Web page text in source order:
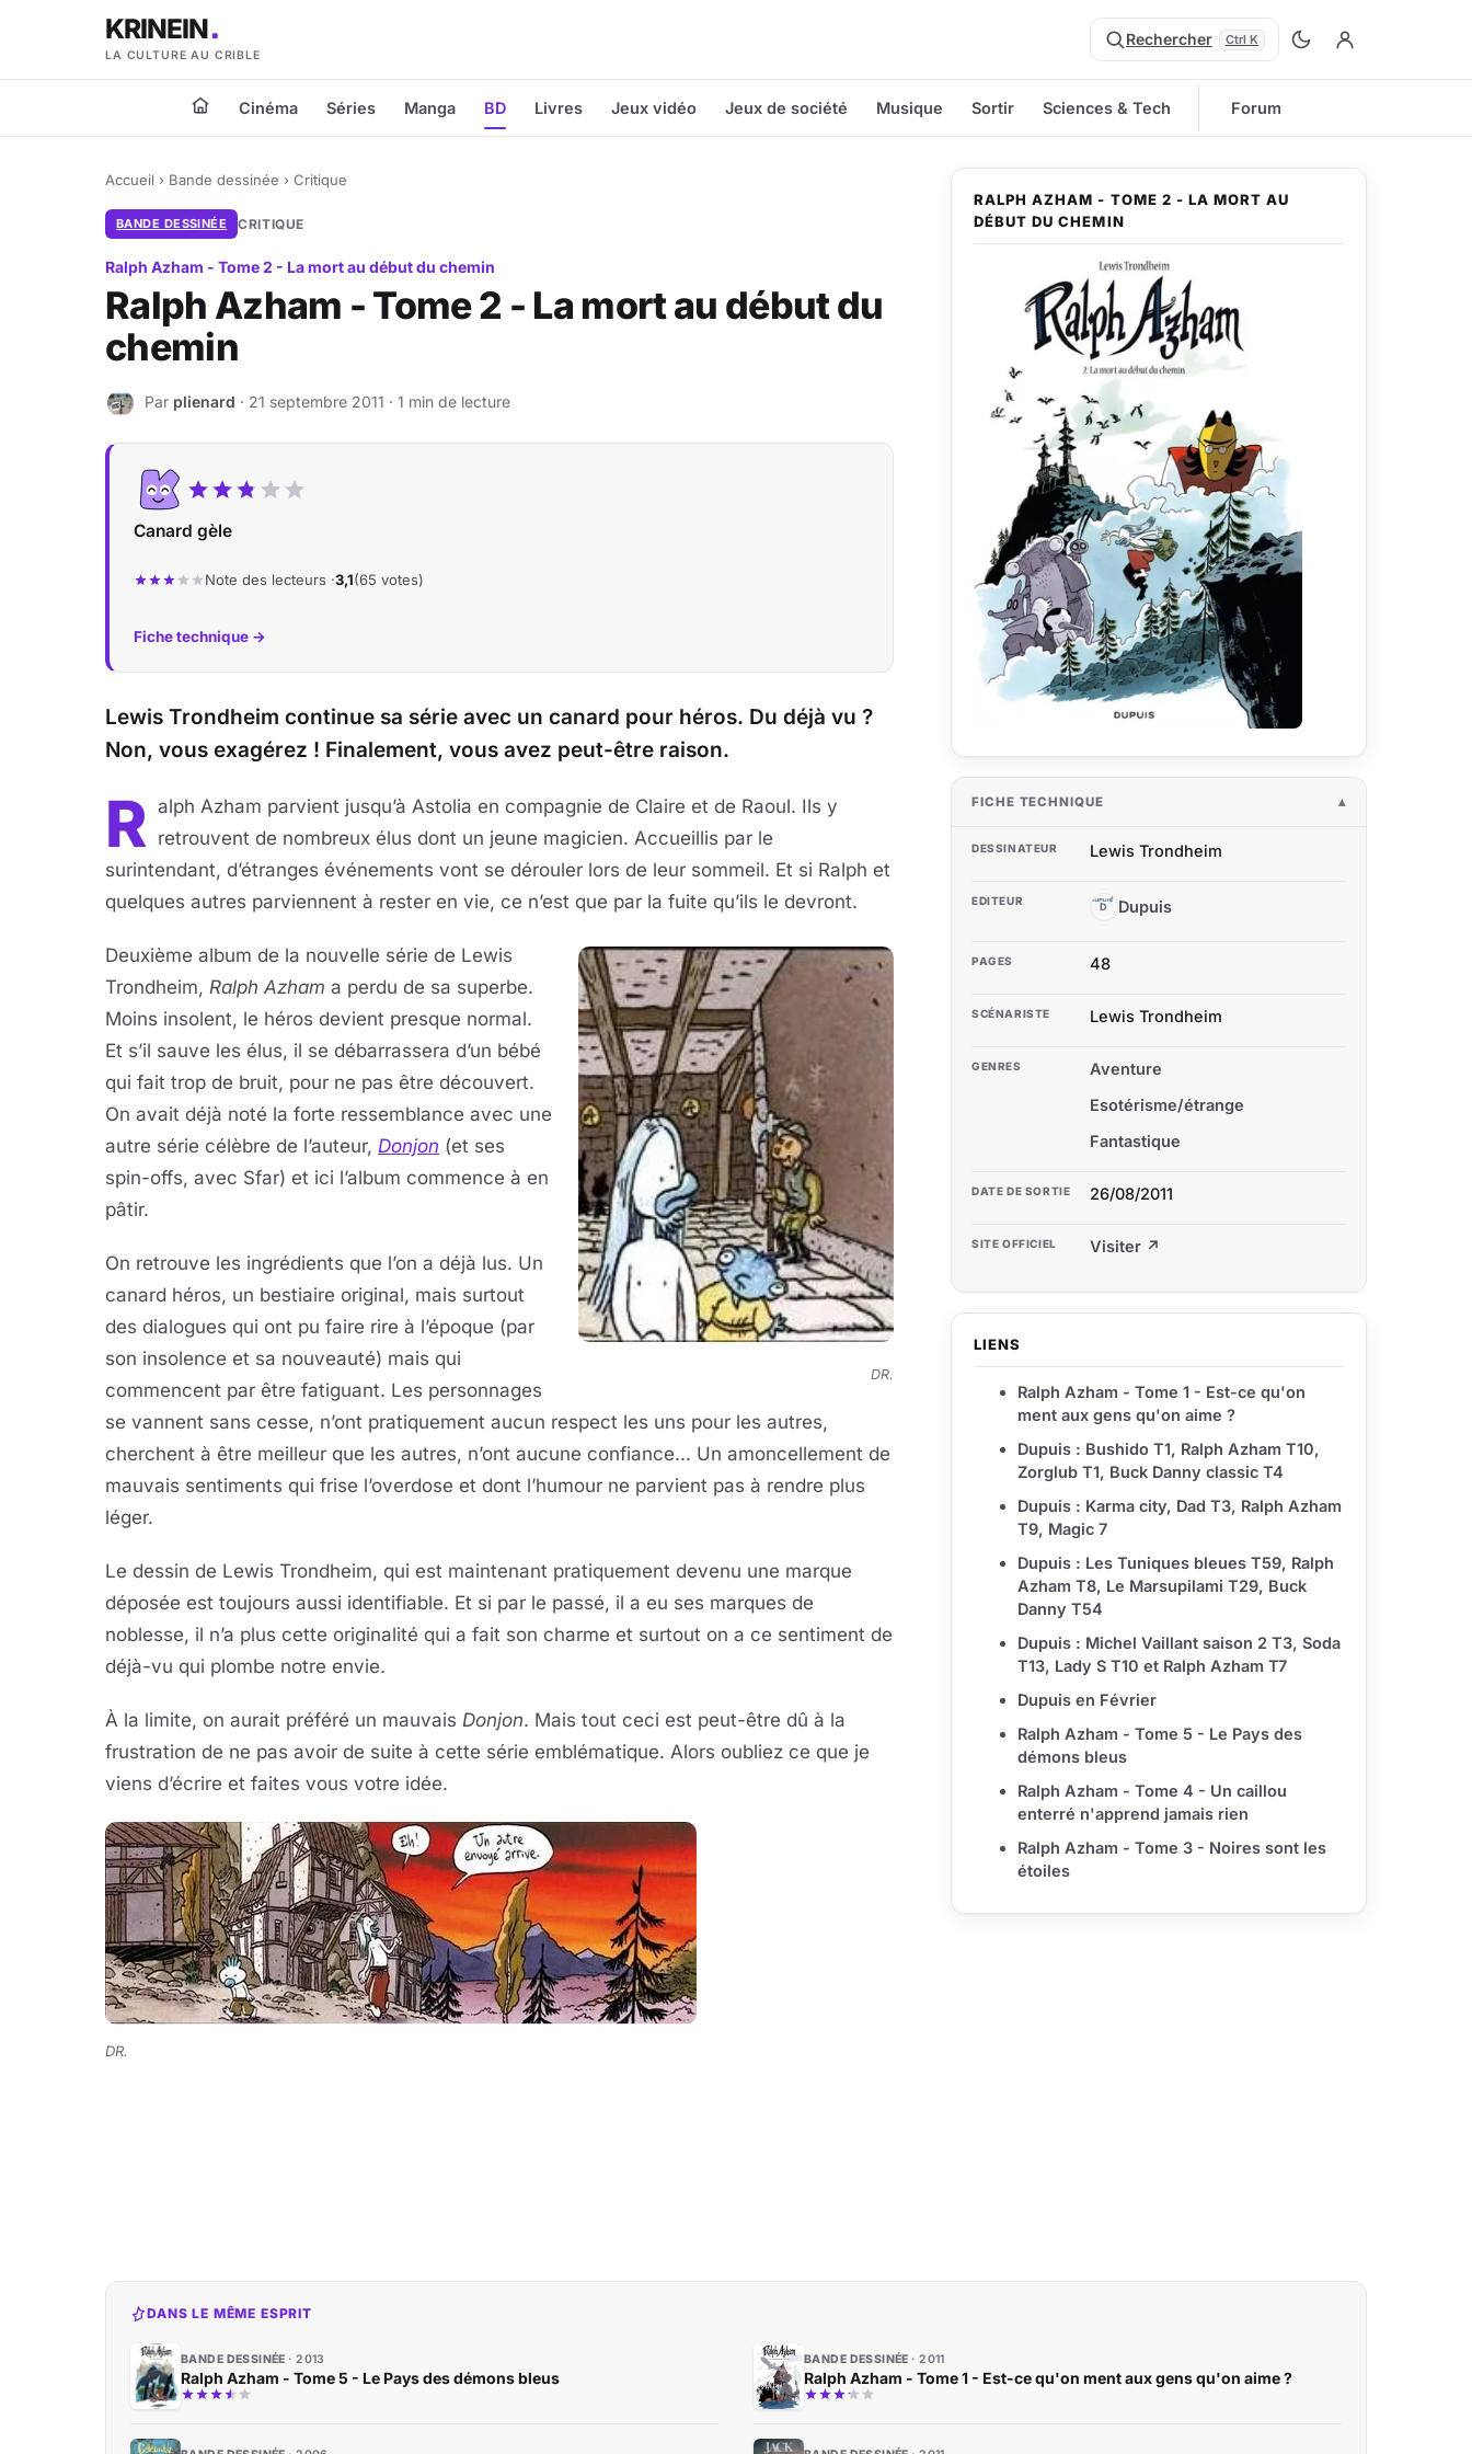
KRINEIN
LA CULTURE AU CRIBLE
Rechercher Ctrl K
Cinéma Séries Manga BD Livres Jeux vidéo Jeux de société Musique Sortir Sciences & Tech Forum
Accueil › Bande dessinée › Critique
BANDE DESSINÉE CRITIQUE
Ralph Azham - Tome 2 - La mort au début du chemin
Ralph Azham - Tome 2 - La mort au début du
chemin
P Par plienard · 21 septembre 2011 · 1 min de lecture
Canard gèle
Note des lecteurs ·3,1(65 votes)
Fiche technique →
Lewis Trondheim continue sa série avec un canard pour héros. Du déjà vu ?
Non, vous exagérez ! Finalement, vous avez peut-être raison.
R alph Azham parvient jusqu’à Astolia en compagnie de Claire et de Raoul. Ils y
retrouvent de nombreux élus dont un jeune magicien. Accueillis par le
surintendant, d’étranges événements vont se dérouler lors de leur sommeil. Et si Ralph et
quelques autres parviennent à rester en vie, ce n’est que par la fuite qu’ils le devront.
DR.
Deuxième album de la nouvelle série de Lewis
Trondheim, Ralph Azham a perdu de sa superbe.
Moins insolent, le héros devient presque normal.
Et s’il sauve les élus, il se débarrassera d’un bébé
qui fait trop de bruit, pour ne pas être découvert.
On avait déjà noté la forte ressemblance avec une
autre série célèbre de l’auteur, Donjon (et ses
spin-offs, avec Sfar) et ici l’album commence à en
pâtir.
On retrouve les ingrédients que l’on a déjà lus. Un
canard héros, un bestiaire original, mais surtout
des dialogues qui ont pu faire rire à l’époque (par
son insolence et sa nouveauté) mais qui
commencent par être fatiguant. Les personnages
se vannent sans cesse, n’ont pratiquement aucun respect les uns pour les autres,
cherchent à être meilleur que les autres, n’ont aucune confiance... Un amoncellement de
mauvais sentiments qui frise l’overdose et dont l’humour ne parvient pas à rendre plus
léger.
Le dessin de Lewis Trondheim, qui est maintenant pratiquement devenu une marque
déposée est toujours aussi identifiable. Et si par le passé, il a eu ses marques de
noblesse, il n’a plus cette originalité qui a fait son charme et surtout on a ce sentiment de
déjà-vu qui plombe notre envie.
À la limite, on aurait préféré un mauvais Donjon. Mais tout ceci est peut-être dû à la
frustration de ne pas avoir de suite à cette série emblématique. Alors oubliez ce que je
viens d’écrire et faites vous votre idée.
DR.
RALPH AZHAM - TOME 2 - LA MORT AU
DÉBUT DU CHEMIN
FICHE TECHNIQUE
DESSINATEUR Lewis Trondheim
EDITEUR D Dupuis
PAGES 48
SCÉNARISTE Lewis Trondheim
GENRES
Aventure
Esotérisme/étrange
Fantastique
DATE DE SORTIE 26/08/2011
SITE OFFICIEL Visiter ↗
LIENS
Ralph Azham - Tome 1 - Est-ce qu'on
ment aux gens qu'on aime ?
Dupuis : Bushido T1, Ralph Azham T10,
Zorglub T1, Buck Danny classic T4
Dupuis : Karma city, Dad T3, Ralph Azham
T9, Magic 7
Dupuis : Les Tuniques bleues T59, Ralph
Azham T8, Le Marsupilami T29, Buck
Danny T54
Dupuis : Michel Vaillant saison 2 T3, Soda
T13, Lady S T10 et Ralph Azham T7
Dupuis en Février
Ralph Azham - Tome 5 - Le Pays des
démons bleus
Ralph Azham - Tome 4 - Un caillou
enterré n'apprend jamais rien
Ralph Azham - Tome 3 - Noires sont les
étoiles
DANS LE MÊME ESPRIT
BANDE DESSINÉE 2013
Ralph Azham - Tome 5 - Le Pays des démons bleus
BANDE DESSINÉE 2011
Ralph Azham - Tome 1 - Est-ce qu'on ment aux gens qu'on aime ?